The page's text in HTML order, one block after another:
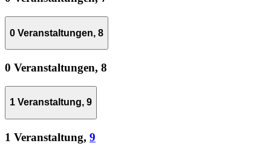
0 Veranstaltungen, 8
0 Veranstaltungen, 8
1 Veranstaltung, 9
1 Veranstaltung, 9